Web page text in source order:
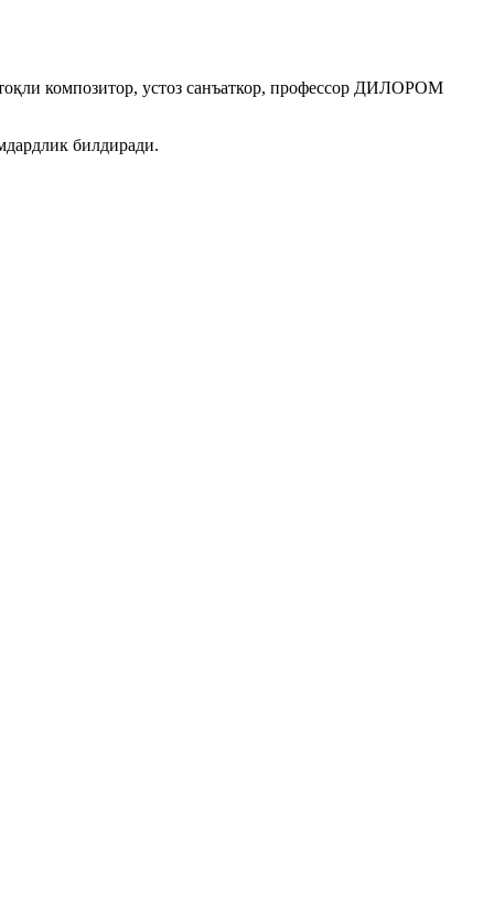
композитор, устоз санъаткор, профессор ДИЛОРОМ
билдиради.